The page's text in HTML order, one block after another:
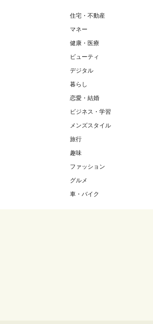
住宅・不動産
マネー
健康・医療
ビューティ
デジタル
暮らし
恋愛・結婚
ビジネス・学習
メンズスタイル
旅行
趣味
ファッション
グルメ
車・バイク